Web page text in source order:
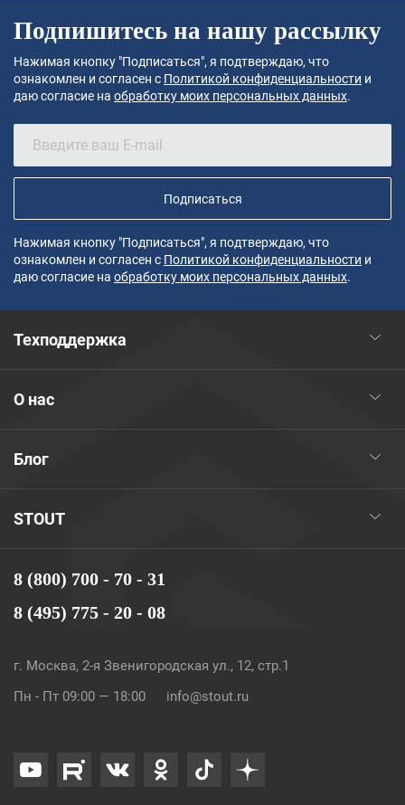
Подпишитесь на нашу рассылку
Нажимая кнопку "Подписаться", я подтверждаю, что
ознакомлен и согласен с Политикой конфиденциальности и
даю согласие на обработку моих персональных данных.
Подписаться
Нажимая кнопку "Подписаться", я подтверждаю, что
ознакомлен и согласен с Политикой конфиденциальности и
даю согласие на обработку моих персональных данных.
8 (800) 700 - 70 - 31
8 (495) 775 - 20 - 08
г. Москва, 2-я Звенигородская ул., 12, стр.1
Пн - Пт 09:00 — 18:00
info@stout.ru
STOUT
Блог
О нас
Техподдержка